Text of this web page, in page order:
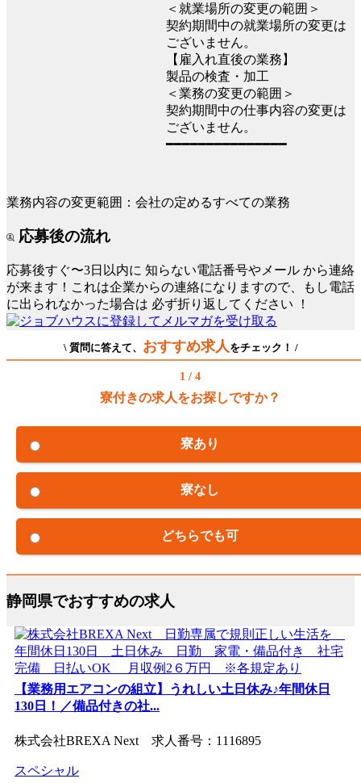
＜就業場所の変更の範囲＞
契約期間中の就業場所の変更は
ございません。
【雇入れ直後の業務】
製品の検査・加工
＜業務の変更の範囲＞
契約期間中の仕事内容の変更は
ございません。
━━━━━━━━━━━━━━━
業務内容の変更範囲：会社の定めるすべての業務
応募後の流れ
応募後すぐ〜3日以内に 知らない電話番号やメール から連絡
が来ます！これは企業からの連絡になりますので、もし電話
に出られなかった場合は 必ず折り返してください ！
\ 質問に答えて、 おすすめ求人をチェック！ /
1 / 4
寮付きの求人をお探しですか？
寮あり
寮なし
どちらでも可
静岡県でおすすめの求人
【業務用エアコンの組立】うれしい土日休み♪年間休日
130日！／備品付きの社...
株式会社BREXA Next 求人番号：1116895
スペシャル